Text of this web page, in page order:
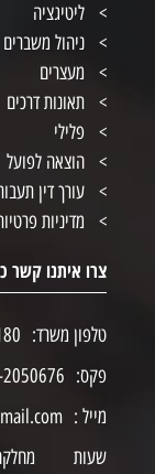
ליטיגציה
ניהול משברים
מעצרים
תאונות דרכים
פלילי
הוצאה לפועל
עורך דין
מדיניות
צרו איתנו קשר
טלפון משרד:
פקס:
מייל :
שעות